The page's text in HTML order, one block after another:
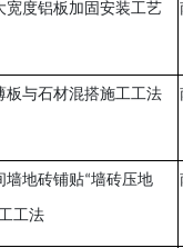
宽度铝板加固安装工艺
板与石材混搭施工工法
墙地砖铺贴“墙砖压地
工法